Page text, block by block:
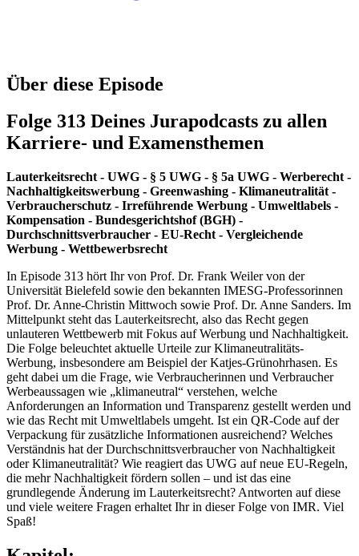
Über diese Episode
Folge 313 Deines Jurapodcasts zu allen
Karriere- und Examensthemen
Lauterkeitsrecht - UWG - § 5 UWG - § 5a UWG - Werberecht -
Nachhaltigkeitswerbung - Greenwashing - Klimaneutralität -
Verbraucherschutz - Irreführende Werbung - Umweltlabels -
Kompensation - Bundesgerichtshof (BGH) -
Durchschnittsverbraucher - EU-Recht - Vergleichende
Werbung - Wettbewerbsrecht
In Episode 313 hört Ihr von Prof. Dr. Frank Weiler von der
Universität Bielefeld sowie den bekannten IMESG-Professorinnen
Prof. Dr. Anne-Christin Mittwoch sowie Prof. Dr. Anne Sanders. Im
Mittelpunkt steht das Lauterkeitsrecht, also das Recht gegen
unlauteren Wettbewerb mit Fokus auf Werbung und Nachhaltigkeit.
Die Folge beleuchtet aktuelle Urteile zur Klimaneutralitäts-
Werbung, insbesondere am Beispiel der Katjes-Grünohrhasen. Es
geht dabei um die Frage, wie Verbraucherinnen und Verbraucher
Werbeaussagen wie „klimaneutral“ verstehen, welche
Anforderungen an Information und Transparenz gestellt werden und
wie das Recht mit Umweltlabels umgeht. Ist ein QR-Code auf der
Verpackung für zusätzliche Informationen ausreichend? Welches
Verständnis hat der Durchschnittsverbraucher von Nachhaltigkeit
oder Klimaneutralität? Wie reagiert das UWG auf neue EU-Regeln,
die mehr Nachhaltigkeit fördern sollen – und ist das eine
grundlegende Änderung im Lauterkeitsrecht? Antworten auf diese
und viele weitere Fragen erhaltet Ihr in dieser Folge von IMR. Viel
Spaß!